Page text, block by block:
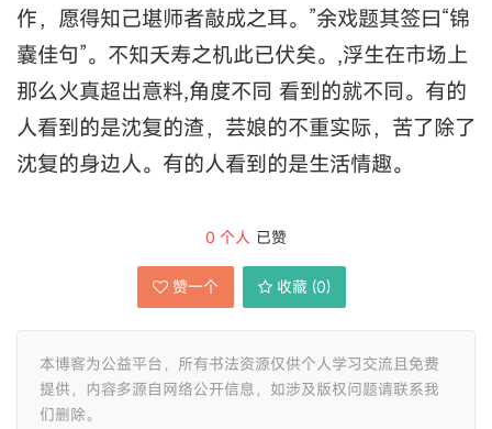
作，愿得知己堪师者敲成之耳。”余戏题其签曰“锦
囊佳句”。不知夭寿之机此已伏矣。,浮生在市场上
那么火真超出意料,角度不同 看到的就不同。有的
人看到的是沈复的渣，芸娘的不重实际，苦了除了
沈复的身边人。有的人看到的是生活情趣。
0 个人 已赞
赞一个 收藏 (0)
本博客为公益平台，所有书法资源仅供个人学习交流且免费
提供，内容多源自网络公开信息，如涉及版权问题请联系我
们删除。